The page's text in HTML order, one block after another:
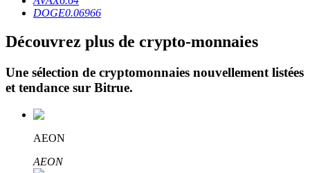
Investissement automobile
Obtenez des bénéfices à long terme et des intérêts flexibles
DOGE0.06966
Découvrez plus de crypto-monnaies
Une sélection de cryptomonnaies nouvellement listées
et tendance sur Bitrue.
AEON
AEON